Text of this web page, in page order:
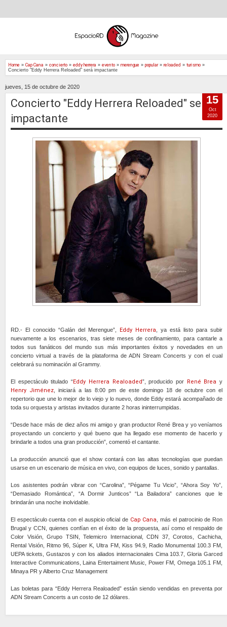
Home » Cap Cana » concierto » eddy herrera » evento » merengue » popular» reloaded » turismo »
Concierto "Eddy Herrera Reloaded" será impactante
jueves, 15 de octubre de 2020
Concierto "Eddy Herrera Reloaded" será
impactante
RD.- El conocido “Galán del Merengue”, Eddy Herrera , ya está listo para subir
nuevamente a los escenarios, tras siete meses de confinamiento, para cantarle a
todos sus fanáticos del mundo sus más importantes éxitos y novedades en un
concierto virtual a través de la plataforma de ADN Stream Concerts y con el cual
celebrará su nominación al Grammy.
El espectáculo titulado “Eddy Herrera Realoaded”, producido por René Brea y
Henry Jiménez , iniciará a las 8:00 pm de este domingo 18 de octubre con el
repertorio que une lo mejor de lo viejo y lo nuevo, donde Eddy estará acompañado de
toda su orquesta y artistas invitados durante 2 horas ininterrumpidas.
“Desde hace más de diez años mi amigo y gran productor René Brea y yo veníamos
proyectando un concierto y qué bueno que ha llegado ese momento de hacerlo y
brindarle a todos una gran producción”, comentó el cantante.
La producción anunció que el show contará con las altas tecnologías que puedan
usarse en un escenario de música en vivo, con equipos de luces, sonido y pantallas.
Los asistentes podrán vibrar con “Carolina”, “Pégame Tu Vicio”, “Ahora Soy Yo”,
“Demasiado Romántica”, “A Dormir Junticos” “La Bailadora” canciones que le
brindarán una noche inolvidable.
El espectáculo cuenta con el auspicio oficial de Cap Cana , más el patrocinio de Ron
Brugal y CCN, quienes confían en el éxito de la propuesta, así como el respaldo de
Color Visión, Grupo TSIN, Telemicro Internacional, CDN 37, Corotos, Cachicha,
Rental Visión, Ritmo 96, Súper K, Ultra FM, Kiss 94.9, Radio Monumental 100.3 FM,
UEPA tickets, Gustazos y con los aliados internacionales Cima 103.7, Gloria Garced
Interactive Communications, Laina Entertaiment Music, Power FM, Omega 105.1 FM,
Minaya PR y Alberto Cruz Management
Las boletas para “Eddy Herrera Realoaded” están siendo vendidas en preventa por
ADN Stream Concerts a un costo de 12 dólares.
15
Oct
2020